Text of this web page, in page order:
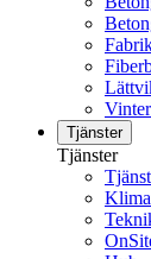
Tjänster
Tjänster